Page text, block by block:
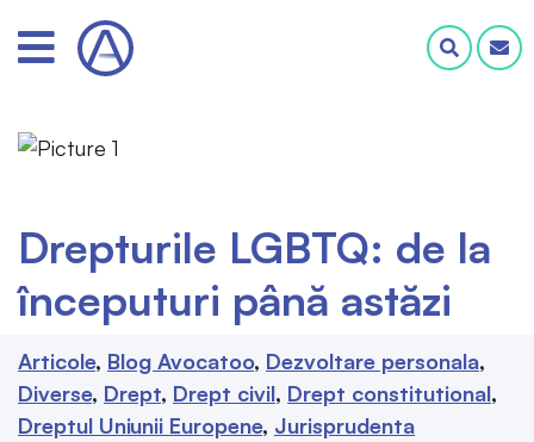
Drepturile LGBTQ: de la
începuturi până astăzi
Articole Blog Avocatoo Dezvoltare personala
Diverse Drept Drept civil Drept constitutional
Dreptul Uniunii Europene Jurisprudenta